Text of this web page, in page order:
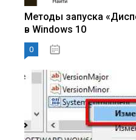
Методы запуска
в Windows 10
0